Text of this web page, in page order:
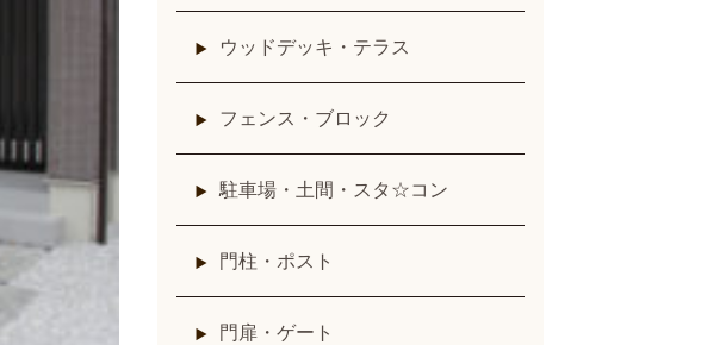
ウッドデッキ・テラス
フェンス・ブロック
駐車場・土間・スタ☆コン
門柱・ポスト
門扉・ゲート